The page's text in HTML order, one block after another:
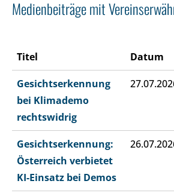
Medienbeiträge mit
Titel Datum
Gesichtserkennung
bei Klimademo
rechtswidrig
Gesichtserkennung:
Österreich verbietet
KI-Einsatz bei Demos